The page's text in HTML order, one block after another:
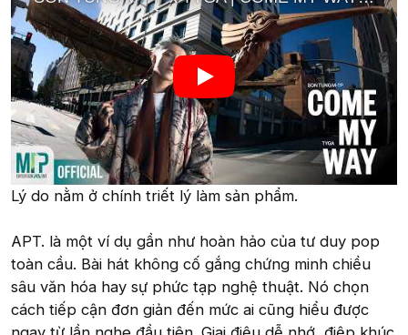
Lý do nằm ở chính triết lý làm sản phẩm.
APT. là một ví dụ gần như hoàn hảo của tư duy pop
toàn cầu. Bài hát không cố gắng chứng minh chiều
sâu văn hóa hay sự phức tạp nghệ thuật. Nó chọn
cách tiếp cận đơn giản đến mức ai cũng hiểu được